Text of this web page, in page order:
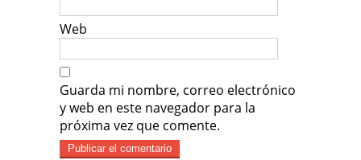
Web
Guarda mi nombre, correo electrónico
y web en este navegador para la
próxima vez que comente.